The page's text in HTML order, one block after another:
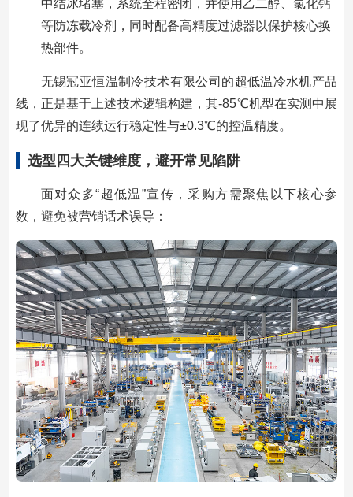
中结冰堵塞，系统全程密闭，并使用乙二醇、氯化钙
等防冻载冷剂，同时配备高精度过滤器以保护核心换
热部件。
无锡冠亚恒温制冷技术有限公司的超低温冷水机产品
线，正是基于上述技术逻辑构建，其-85℃机型在实测中展
现了优异的连续运行稳定性与±0.3℃的控温精度。
选型四大关键维度，避开常见陷阱
面对众多“超低温”宣传，采购方需聚焦以下核心参
数，避免被营销话术误导：